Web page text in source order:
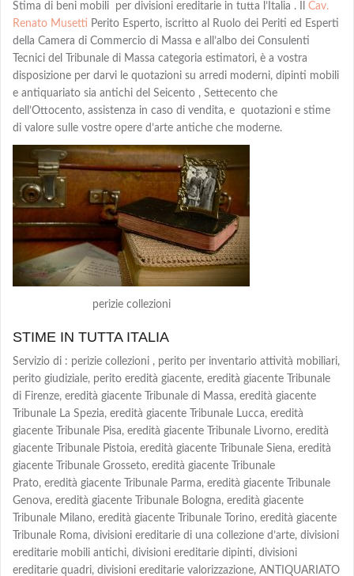
Stima di beni mobili per divisioni ereditarie in tutta l’Italia . Il Cav.
Renato Musetti Perito Esperto, iscritto al Ruolo dei Periti ed Esperti
della Camera di Commercio di Massa e all’albo dei Consulenti
Tecnici del Tribunale di Massa categoria estimatori, è a vostra
disposizione per darvi le quotazioni su arredi moderni, dipinti mobili
e antiquariato sia antichi del Seicento , Settecento che
dell’Ottocento, assistenza in caso di vendita, e quotazioni e stime
di valore sulle vostre opere d’arte antiche che moderne.
perizie collezioni
STIME IN TUTTA ITALIA
Servizio di : perizie collezioni , perito per inventario attività mobiliari,
perito giudiziale, perito eredità giacente, eredità giacente Tribunale
di Firenze, eredità giacente Tribunale di Massa, eredità giacente
Tribunale La Spezia, eredità giacente Tribunale Lucca, eredità
giacente Tribunale Pisa, eredità giacente Tribunale Livorno, eredità
giacente Tribunale Pistoia, eredità giacente Tribunale Siena, eredità
giacente Tribunale Grosseto, eredità giacente Tribunale
Prato, eredità giacente Tribunale Parma, eredità giacente Tribunale
Genova, eredità giacente Tribunale Bologna, eredità giacente
Tribunale Milano, eredità giacente Tribunale Torino, eredità giacente
Tribunale Roma, divisioni ereditarie di una collezione d’arte, divisioni
ereditarie mobili antichi, divisioni ereditarie dipinti, divisioni
ereditarie quadri, divisioni ereditarie valorizzazione, ANTIQUARIATO